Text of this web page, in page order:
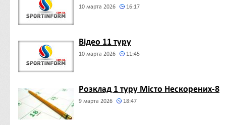
10 марта 2026 16:17
Відео 11 туру
10 марта 2026 11:45
Розклад 1 туру Місто Нескорених-8
9 марта 2026 18:47